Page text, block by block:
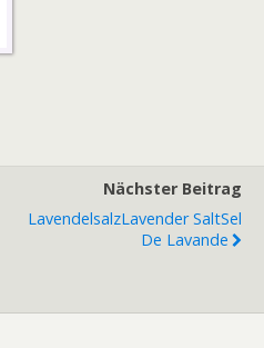
Nächster Beitrag
LavendelsalzLavender SaltSel
De Lavande